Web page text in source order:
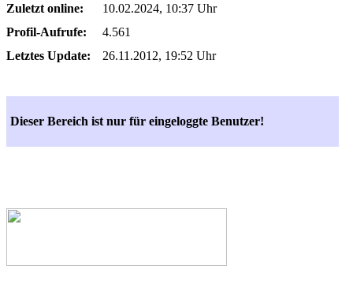
Zuletzt online:
10.02.2024, 10:37 Uhr
Profil-Aufrufe:
4.561
Letztes Update:
26.11.2012, 19:52 Uhr
Dieser Bereich ist nur für eingeloggte Benutzer!